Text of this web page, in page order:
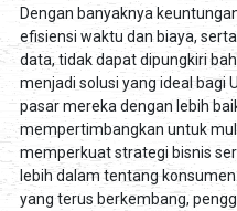
Dengan banyaknya
efisiensi waktu dan biaya,
data, tidak dapat dipungkiri
menjadi solusi yang ideal bagi
pasar mereka dengan lebih
mempertimbangkan untuk
memperkuat strategi bisnis
lebih dalam tentang
yang terus berkembang,